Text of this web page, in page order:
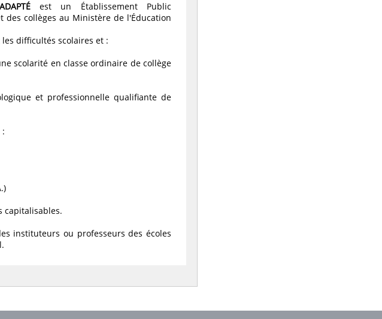
est un Établissement Public
des collèges au Ministère de l'Éducation
difficultés scolaires et :
scolarité en classe ordinaire de collège
et professionnelle qualifiante de
capitalisables.
instituteurs ou professeurs des écoles